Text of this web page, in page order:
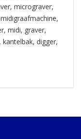
micrograver,
midi, graver,
digger,